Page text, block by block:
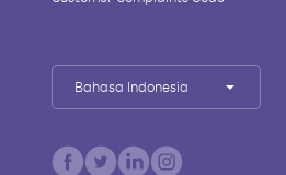
Bahasa Indonesia